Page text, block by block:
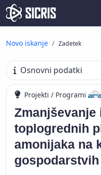
Novo iskanje Zadetek
Osnovni podatki
Projekti / Programi
Zmanjševanje
toplogrednih
amonijaka na
gospodarstvih